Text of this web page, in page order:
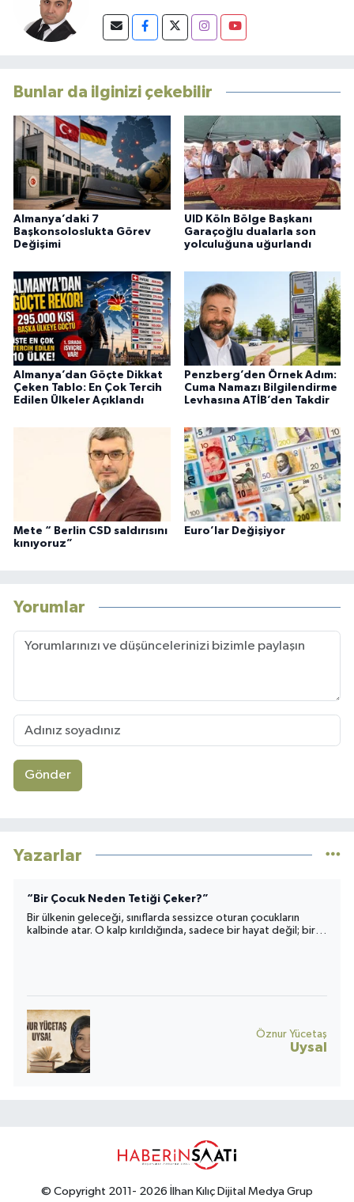
Bunlar da ilginizi çekebilir
Almanya’daki 7
Başkonsoloslukta Görev
Değişimi
UID Köln Bölge Başkanı
Garaçoğlu dualarla son
yolculuğuna uğurlandı
Almanya’dan Göçte Dikkat
Çeken Tablo: En Çok Tercih
Edilen Ülkeler Açıklandı
Penzberg’den Örnek Adım:
Cuma Namazı Bilgilendirme
Levhasına ATİB’den Takdir
Mete “ Berlin CSD saldırısını
kınıyoruz”
Euro’lar Değişiyor
Yorumlar
Gönder
Yazarlar
“Bir Çocuk Neden Tetiği Çeker?”
Bir ülkenin geleceği, sınıflarda sessizce oturan çocukların
kalbinde atar. O kalp kırıldığında, sadece bir hayat değil; bir
Öznur Yücetaş
Uysal
© Copyright 2011- 2026 İlhan Kılıç Dijital Medya Grup